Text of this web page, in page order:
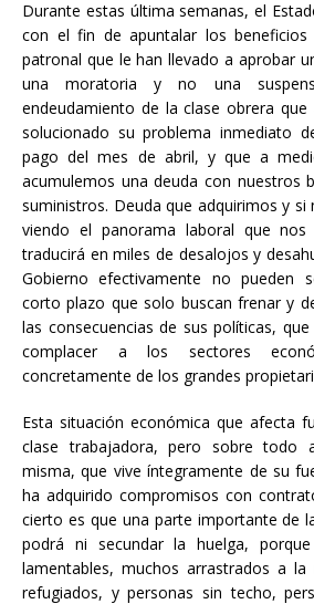
Durante estas última semanas, el
con el fin de apuntalar los
patronal que le han llevado a aprobar
una moratoria y no una
endeudamiento de la clase obrera
solucionado su problema inmediato
pago del mes de abril, y que a
acumulemos una deuda con nuestros
suministros. Deuda que adquirimos y
viendo el panorama laboral que
traducirá en miles de desalojos y
Gobierno efectivamente no pueden
corto plazo que solo buscan frenar y
las consecuencias de sus políticas,
complacer a los sectores
concretamente de los grandes
Esta situación económica que afecta
clase trabajadora, pero sobre todo
misma, que vive íntegramente de su
ha adquirido compromisos con
cierto es que una parte importante de
podrá ni secundar la huelga,
lamentables, muchos arrastrados a la
refugiados, y personas sin techo,